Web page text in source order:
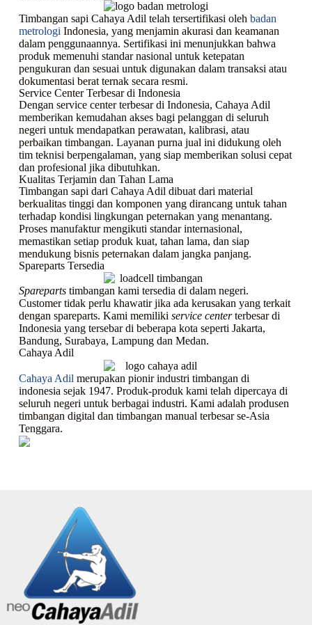
Timbangan sapi Cahaya Adil telah tersertifikasi oleh badan
metrologi Indonesia, yang menjamin akurasi dan keamanan
dalam penggunaannya. Sertifikasi ini menunjukkan bahwa
produk memenuhi standar nasional untuk ketepatan
pengukuran dan sesuai untuk digunakan dalam transaksi atau
dokumentasi berat ternak secara resmi.
Service Center Terbesar di Indonesia
Dengan service center terbesar di Indonesia, Cahaya Adil
memberikan kemudahan akses bagi pelanggan di seluruh
negeri untuk mendapatkan perawatan, kalibrasi, atau
perbaikan timbangan. Layanan purna jual ini didukung oleh
tim teknisi berpengalaman, yang siap memberikan solusi cepat
dan profesional jika dibutuhkan.
Kualitas Terjamin dan Tahan Lama
Timbangan sapi dari Cahaya Adil dibuat dari material
berkualitas tinggi dan komponen yang dirancang untuk tahan
terhadap kondisi lingkungan peternakan yang menantang.
Proses manufaktur mengikuti standar internasional,
memastikan setiap produk kuat, tahan lama, dan siap
mendukung bisnis peternakan dalam jangka panjang.
Spareparts Tersedia
Sparepartstimbangan kami tersedia di dalam negeri.
Customer tidak perlu khawatir jika ada kerusakan yang terkait
dengan spareparts. Kami memiliki service centerterbesar di
Indonesia yang tersebar di beberapa kota seperti Jakarta,
Bandung, Surabaya, Lampung dan Medan.
Cahaya Adil
Cahaya Adil merupakan pionir industri timbangan di
indonesia sejak 1947. Produk-produk kami telah dipercaya di
seluruh negeri untuk berbagai industri. Kami adalah produsen
timbangan digital dan timbangan manual terbesar se-Asia
Tenggara.